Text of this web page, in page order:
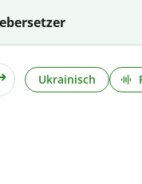
Ukrainisch